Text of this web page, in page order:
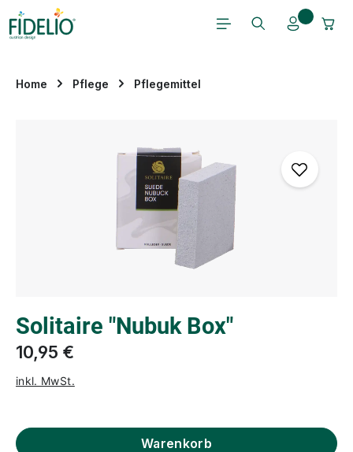
Zum Hauptinhalt springen
Home Pflege Pflegemittel
Solitaire "Nubuk Box"
10,95 €
inkl. MwSt.
Warenkorb